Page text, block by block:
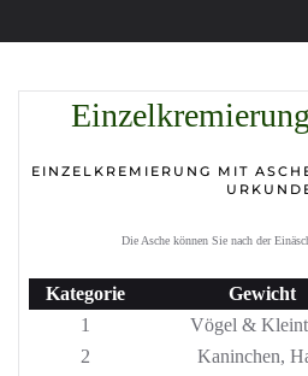
EINZELKREMIERUNG MIT
Die Asche können Sie nach der
Kategorie Gewicht
1
Vögel &
2
Kaninchen,